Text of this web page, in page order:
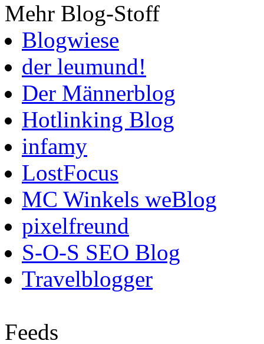
Mehr Blog-Stoff
Blogwiese
der leumund!
Der Männerblog
Hotlinking Blog
infamy
LostFocus
MC Winkels weBlog
pixelfreund
S-O-S SEO Blog
Travelblogger
Feeds